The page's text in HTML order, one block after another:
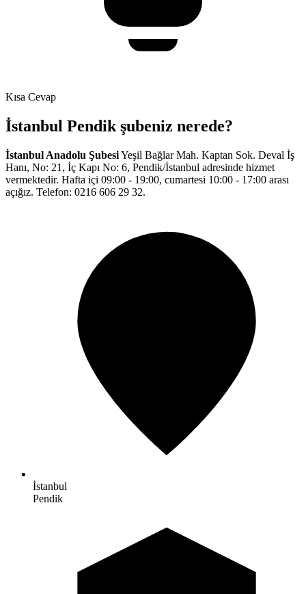
Kısa Cevap
İstanbul Pendik şubeniz nerede?
İstanbul Anadolu ŞubesiYeşil Bağlar Mah. Kaptan Sok. Deval İş
Hanı, No: 21, İç Kapı No: 6, Pendik/İstanbul adresinde hizmet
vermektedir. Hafta içi 09:00 - 19:00, cumartesi 10:00 - 17:00 arası
açığız. Telefon: 0216 606 29 32.
İstanbul
Pendik